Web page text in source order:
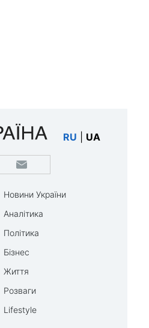
RU UA
Новини України
Аналітика
Політика
Бізнес
Життя
Розваги
Lifestyle